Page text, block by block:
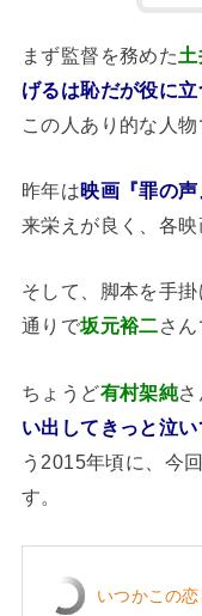
まず監督を務めた土
げるは恥だが役に立
この人あり的な人物
昨年は映画『罪の声
来栄えが良く、各映
そして、脚本を手
通りで坂元裕二さん
ちょうど有村架純さ
い出してきっと泣い
う2015年頃に、今
す。
いつかこの